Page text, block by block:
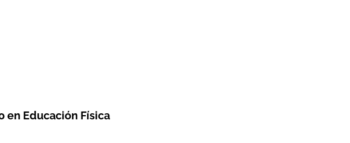
en Educación Física